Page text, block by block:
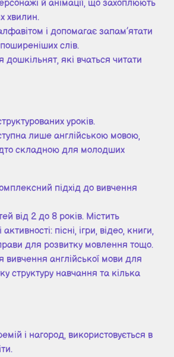
й анімації, що захоплюють
хвилин.
і допомагає запам’ятати
слів.
дошкільнят, які вчаться читати
уроків.
лише англійською мовою,
складною для молодших
підхід до вивчення
від 2 до 8 років. Містить
активності: пісні, ігри, відео, книги,
для розвитку мовлення тощо.
вивчення англійської мови для
структуру навчання та кілька
і нагород, використовується в